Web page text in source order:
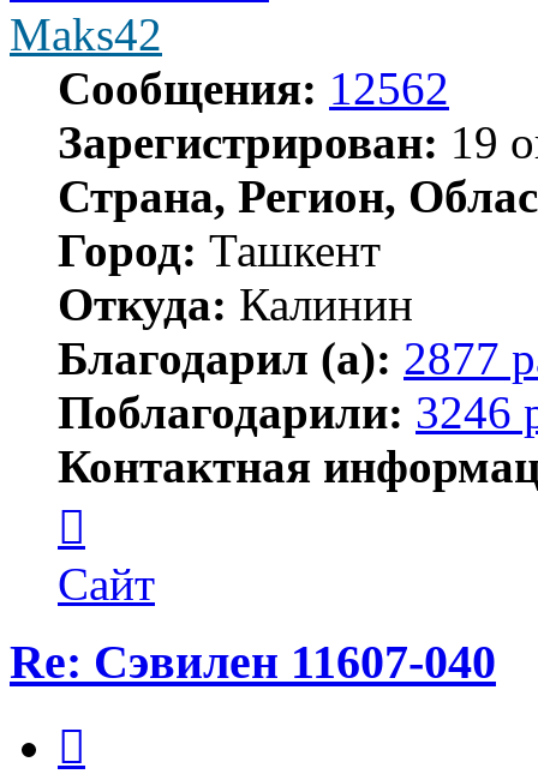
Maks42
Сообщения: 12562
Зарегистрирован: 19
Страна, Регион,
Город: Ташкент
Откуда: Калинин
Благодарил (а): 2877
Поблагодарили: 3246
Контактная
пользователя
Maks42
Сайт
Re: Сэвилен 11607-040